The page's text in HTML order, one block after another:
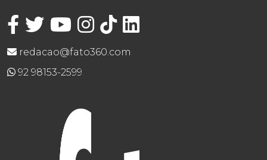
redacao@fato360.com
92 98153-2599